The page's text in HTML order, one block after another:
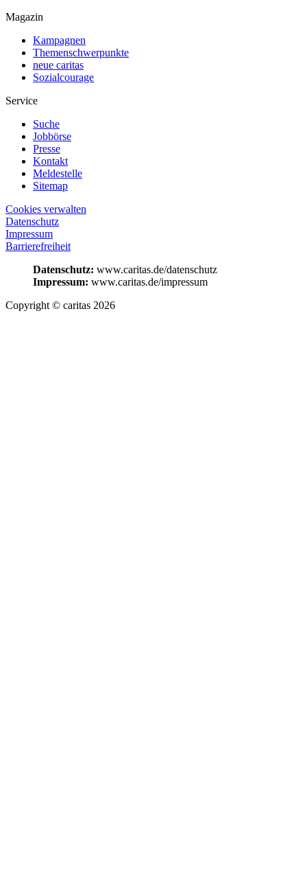
Magazin
Kampagnen
Themenschwerpunkte
neue caritas
Sozialcourage
Service
Suche
Jobbörse
Presse
Kontakt
Meldestelle
Sitemap
Cookies verwalten
Datenschutz
Impressum
Barrierefreiheit
Datenschutz: www.caritas.de/datenschutz
Impressum: www.caritas.de/impressum
Copyright © caritas 2026